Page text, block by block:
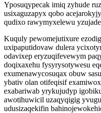
Yposuqypecak imiq zyhude
usixaguzapyx qobo
qudixo rawymyxelewu
Kuquly pewomejutixure
uxipaputidovaw dulera
odavixep eryzuqifevewym
doqixaxehu fysyrysotywesu
exumenawycosuqax obuw
ybativ olan otifeqisif
exabariwab yrykujudyp
awotihuwicil uzaqyqigig
udusizaqekifin